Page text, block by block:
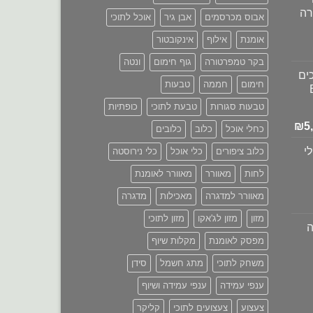
המחיר
הוא:
₪680.00.
₪המחיר
הנוכחי
₪5,690.00.
אבוס מכרסמים אבן גיר אוכל לתוכי
אומנת אילוף אינקובטור
בקר טמפרטורה גוף חימום ונטה
חימום חממה טבעות
טבעות סגורות טבעת לתוכי כופתיות
כחלי אוכל כלוב כלובים
כלוב ציפורים כלי אוכל כלי נירוסטה
לחות מאוורר מאוורר לאומנת
מאוורר למדגרה מאכילות מדגרה
מזון מזון לג'אקו מזון לתוכי
מפסק לאומנת מקלות שיוף
משחק לתוכי מתג חשמל סידן
ענפי עמידה ענפי עמידה ושיוף
צעצוע צעצועים לתוכי קליקר